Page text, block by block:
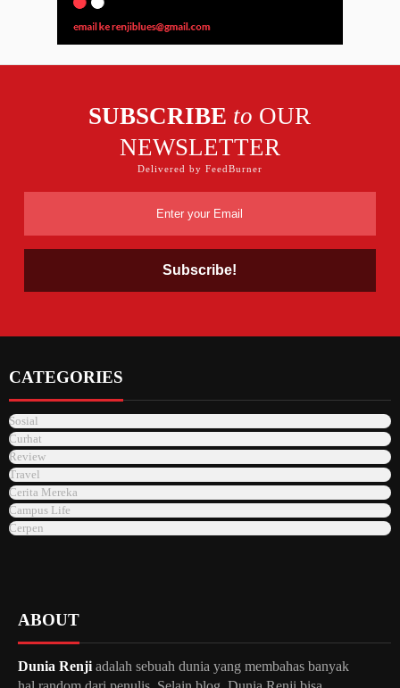
SUBSCRIBE to OUR
NEWSLETTER
Delivered by FeedBurner
CATEGORIES
Sosial
Curhat
Review
Travel
Cerita Mereka
Campus Life
Cerpen
ABOUT
Dunia Renji adalah sebuah dunia yang membahas banyak